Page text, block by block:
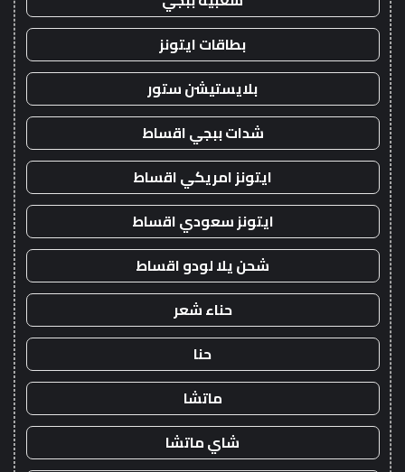
بطاقات ايتونز
بلايستيشن ستور
شدات ببجي اقساط
ايتونز امريكي اقساط
ايتونز سعودي اقساط
شحن يلا لودو اقساط
حناء شعر
حنا
ماتشا
شاي ماتشا